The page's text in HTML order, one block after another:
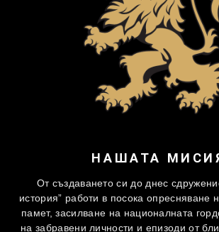
НАШАТА
От създаването си до днес
история” работи в посока опресняване
памет, засилване на националната
на забравени личности и епизоди от